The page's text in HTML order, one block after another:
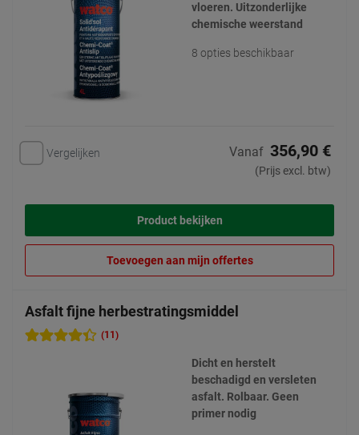
vloeren. Uitzonderlijke
chemische weerstand
8 opties beschikbaar
Vergelijken Vanaf 356,90 €
(Prijs excl. btw)
Product bekijken
Toevoegen aan mijn offertes
Asfalt fijne herbestratingsmiddel
(11)
Dicht en herstelt
beschadigd en versleten
asfalt. Rolbaar. Geen
primer nodig